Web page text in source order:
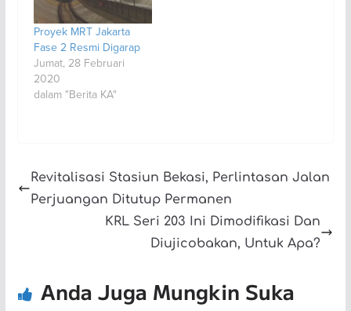
Proyek MRT Jakarta
Fase 2 Resmi Digarap
Jumat, 28 Februari
2020
dalam "Berita KA"
Revitalisasi Stasiun Bekasi, Perlintasan Jalan
Perjuangan Ditutup Permanen
KRL Seri 203 Ini Dimodifikasi Dan
Diujicobakan, Untuk Apa?
Anda Juga Mungkin Suka